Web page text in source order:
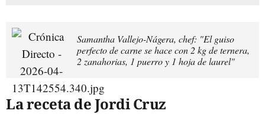
Samantha Vallejo-Nágera, chef: "El guiso
perfecto de carne se hace con 2 kg de ternera,
2 zanahorias, 1 puerro y 1 hoja de laurel"
La receta de Jordi Cruz